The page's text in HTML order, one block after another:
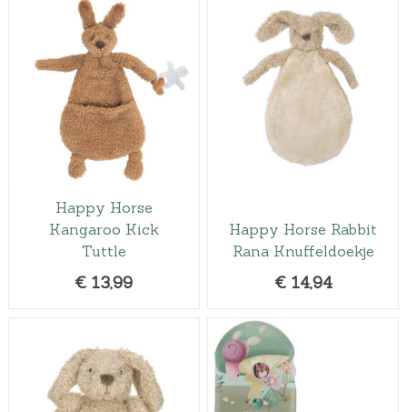
Happy Horse
Kangaroo Kick
Tuttle
€ 13,99
Happy Horse Rabbit
Rana Knuffeldoekje
€ 14,94